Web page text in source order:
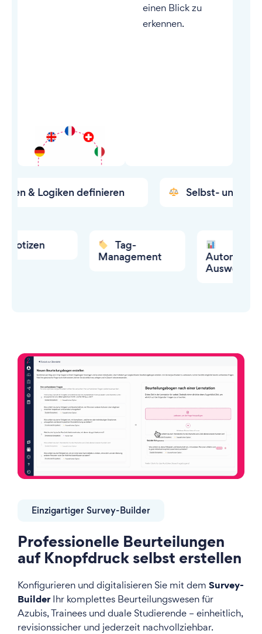
einen Blick zu
erkennen.
definieren Selbst- und
Tag-
Management
Automatische
Auswertungen
Einzigartiger Survey-Builder
Professionelle Beurteilungen
auf Knopfdruck selbst erstellen
Konfigurieren und digitalisieren Sie mit dem Survey-
BuilderIhr komplettes Beurteilungswesen für
Azubis, Trainees und duale Studierende – einheitlich,
revisionssicher und jederzeit nachvollziehbar.